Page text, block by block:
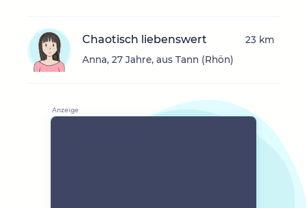
Chaotisch liebenswert
Anna, 27 Jahre, aus Tann (Rhön)
23 km